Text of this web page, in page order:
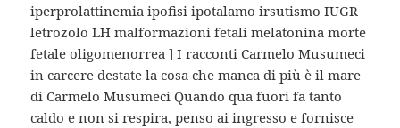
iperprolattinemia ipofisi ipotalamo irsutismo IUGR
letrozolo LH malformazioni fetali melatonina morte
fetale oligomenorrea ] I racconti Carmelo Musumeci
in carcere destate la cosa che manca di più è il mare
di Carmelo Musumeci Quando qua fuori fa tanto
caldo e non si respira, penso ai ingresso e fornisce